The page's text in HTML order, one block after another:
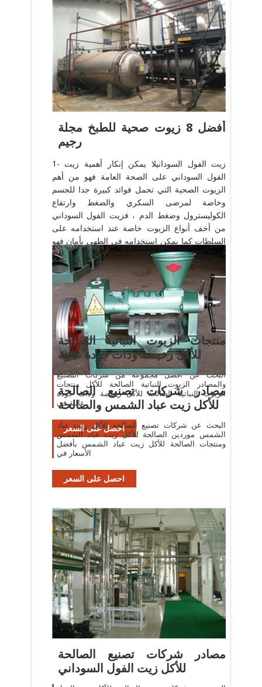
أفضل 8 زيوت صحية للطبخ مجلة
رجيم
1- زيت الفول السودانيلا يمكن إنكار أهمية زيت
الفول السوداني على الصحة العامة فهو من أهم
الزيوت الصحية التي تحمل فوائد كبيرة جدا للجسم
وخاصة لمرضى السكري والضغط وارتفاع
الكوليسترول وضغط الدم ، فزيت الفول السوداني
من أخف أنواع الزيوت خاصة عند استخدامه على
السلطات كما يمكن استخدامه في الطهي بأمان فهو
ذات نكهة مميزة جدا .2- زيت عباد الشمسيعتبر زيت
عباد الشمس من أكثر الزيوت الصحية التي يمكن
استخدامها بأمان في الطهي فهو خالي تماما من أي
دهون ضارة لأنه يحتوي على دهون أحادية غير مشبعة
كما يحتوي على مضادات أكسدة لها فوائد...在rjeem
上查看更多信息
منتجات الزيوت النباتية الصالحة
للأكل رخيصة وذات جودة عالية
البحث عن أفضل مجموعة من شركات التصنيع
والمصادر الزيوت النباتية الصالحة للأكل منتجات
الزيوت النباتية الصالحة للأكل رخيصة وذات جودة
عالية في
احصل على السعر
مصادر شركات تصنيع الصالحة
للأكل زيت عباد الشمس والصالحة
البحث عن شركات تصنيع الصالحة للأكل زيت عباد
الشمس موردين الصالحة للأكل زيت عباد الشمس
ومنتجات الصالحة للأكل زيت عباد الشمس بأفضل
الأسعار في
احصل على السعر
مصادر شركات تصنيع الصالحة
للأكل زيت الفول السوداني